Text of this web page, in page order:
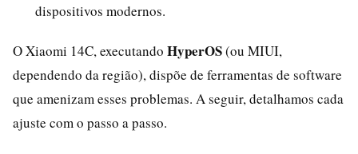
dispositivos modernos.
O Xiaomi 14C, executando HyperOS(ou MIUI,
dependendo da região), dispõe de ferramentas de software
que amenizam esses problemas. A seguir, detalhamos cada
ajuste com o passo a passo.